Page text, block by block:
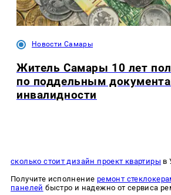
Новости Самары
Житель Самары 10 лет
по поддельным
инвалидности
сколько стоит дизайн проект квартиры в
Получите исполнение ремонт
панелей быстро и надежно от сервиса